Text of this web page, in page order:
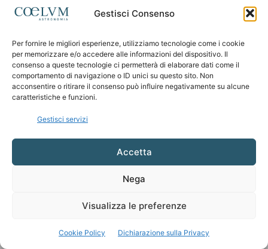
Gestisci Consenso
Per fornire le migliori esperienze, utilizziamo tecnologie come i cookie
per memorizzare e/o accedere alle informazioni del dispositivo. Il
consenso a queste tecnologie ci permetterà di elaborare dati come il
comportamento di navigazione o ID unici su questo sito. Non
acconsentire o ritirare il consenso può influire negativamente su alcune
caratteristiche e funzioni.
Gestisci servizi
Accetta
Nega
Visualizza le preferenze
Cookie Policy Dichiarazione sulla Privacy